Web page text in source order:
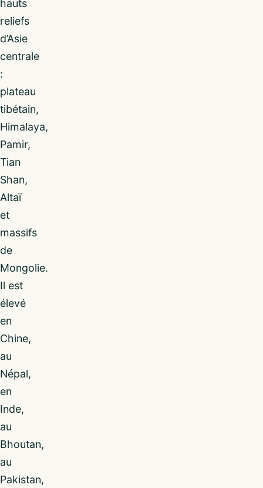
hauts
reliefs
d’Asie
centrale
:
plateau
tibétain,
Himalaya,
Pamir,
Tian
Shan,
Altaï
et
massifs
de
Mongolie.
Il est
élevé
en
Chine,
au
Népal,
en
Inde,
au
Bhoutan,
au
Pakistan,